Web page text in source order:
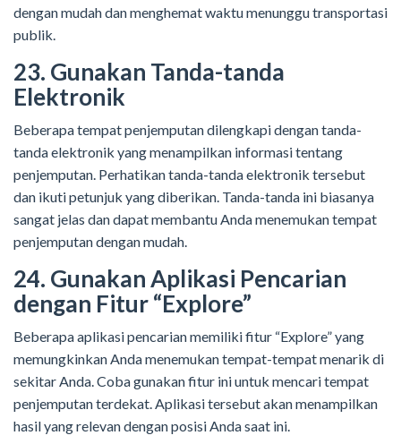
dengan mudah dan menghemat waktu menunggu transportasi
publik.
23. Gunakan Tanda-tanda
Elektronik
Beberapa tempat penjemputan dilengkapi dengan tanda-
tanda elektronik yang menampilkan informasi tentang
penjemputan. Perhatikan tanda-tanda elektronik tersebut
dan ikuti petunjuk yang diberikan. Tanda-tanda ini biasanya
sangat jelas dan dapat membantu Anda menemukan tempat
penjemputan dengan mudah.
24. Gunakan Aplikasi Pencarian
dengan Fitur “Explore”
Beberapa aplikasi pencarian memiliki fitur “Explore” yang
memungkinkan Anda menemukan tempat-tempat menarik di
sekitar Anda. Coba gunakan fitur ini untuk mencari tempat
penjemputan terdekat. Aplikasi tersebut akan menampilkan
hasil yang relevan dengan posisi Anda saat ini.